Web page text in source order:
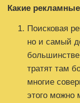
Какие
Поисковая
но и самый
тратят там
многие
этого можно